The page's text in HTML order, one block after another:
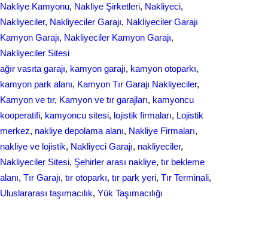
Nakliye Kamyonu, Nakliye Şirketleri, Nakliyeci
Nakliyeciler, Nakliyeciler Garajı, Nakliyeciler Garajı
Kamyon Garajı, Nakliyeciler Kamyon Garajı
Nakliyeciler Sitesi
ağır vasıta garajı, kamyon garajı, kamyon otoparkı
kamyon park alanı, Kamyon Tır Garajı Nakliyeciler
Kamyon ve tır, Kamyon ve tır garajları, kamyoncu
kooperatifi, kamyoncu sitesi, lojistik firmaları, Lojistik
merkez, nakliye depolama alanı, Nakliye Firmaları
nakliye ve lojistik, Nakliyeci Garajı, nakliyeciler
Nakliyeciler Sitesi, Şehirler arası nakliye, tır bekleme
alanı, Tır Garajı, tır otoparkı, tır park yeri, Tır Terminali
Uluslararası taşımacılık, Yük Taşımacılığı